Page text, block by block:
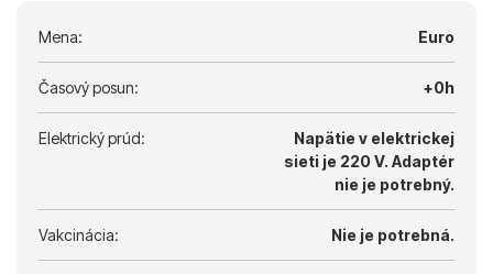
Mena: Euro
Časový posun: +0h
Elektrický prúd:
Napätie v elektrickej
sieti je 220 V. Adaptér
nie je potrebný.
Vakcinácia: Nie je potrebná.